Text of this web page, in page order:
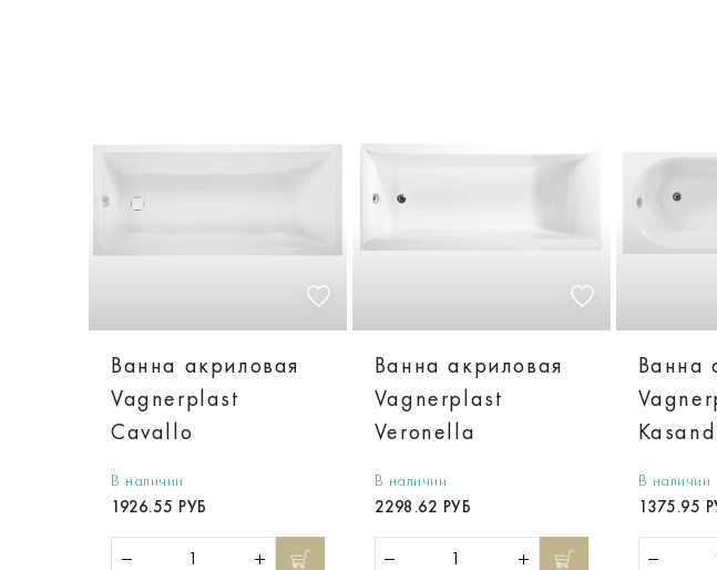
Ванна акриловая
Vagnerplast
Cavallo
В наличии
1926.55 РУБ
Ванна акриловая
Vagnerplast
Veronella
В наличии
2298.62 РУБ
Ванна
В наличии
1375.95